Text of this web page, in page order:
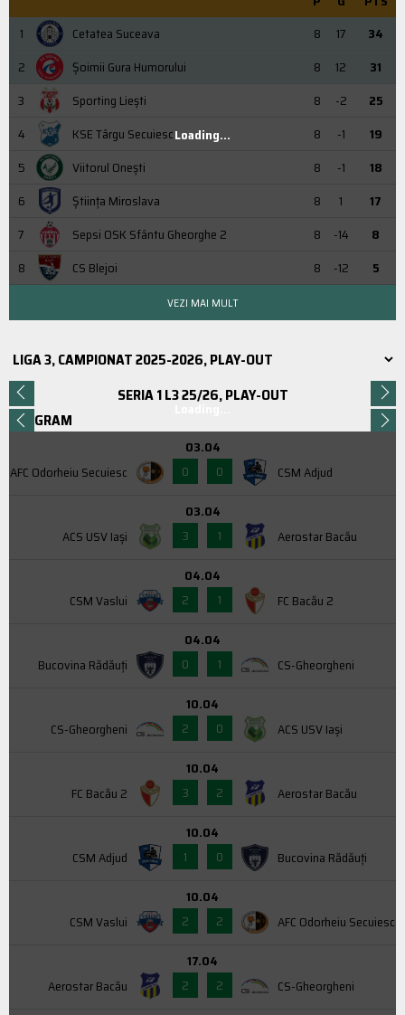
1
Cetatea Suceava 8 17
34
2
Şoimii Gura Humorului 8 12
31
3
Sporting Liești 8 -2
25
4
KSE Târgu Secuiesc 8 -1
19
5
Viitorul Onești 8 -1
18
6
Știința Miroslava 8 1
17
7
Sepsi OSK Sfântu Gheorghe 2 8 -14
8
8
CS Blejoi 8 -12 5
Loading...
VEZI MAI MULT
SERIA 1 L3 25/26, PLAY-OUT
PROGRAM
AFC Odorheiu Secuiesc
03.04
0
0 CSM Adjud
ACS USV Iaşi
03.04
3
1 Aerostar Bacău
CSM Vaslui
04.04
2
1 FC Bacău 2
Bucovina Rădăuți
04.04
0
1 CS-Gheorgheni
CS-Gheorgheni
10.04
2
0 ACS USV Iaşi
FC Bacău 2
10.04
3
2 Aerostar Bacău
CSM Adjud
10.04
1
0 Bucovina Rădăuți
CSM Vaslui
10.04
2
2 AFC Odorheiu Secuiesc
Aerostar Bacău
17.04
2
2 CS-Gheorgheni